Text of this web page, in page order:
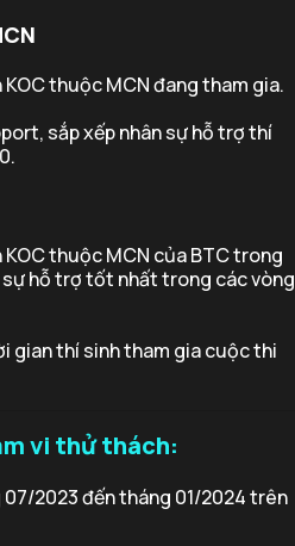
thuộc MCN đang tham gia.
sắp xếp nhân sự hỗ trợ thí
thuộc MCN của BTC trong
hỗ trợ tốt nhất trong các vòng
gian thí sinh tham gia cuộc thi
vi thử thách:
07/2023 đến tháng 01/2024 trên